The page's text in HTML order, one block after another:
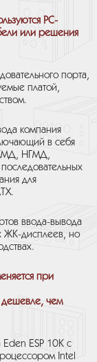
РС-
или решения
порта,
платой,
компания
в себя
НГМД,
для
ввода-вывода
ЖК-дисплеев, но
при
дешевле, чем
ESP 10K с
Intel